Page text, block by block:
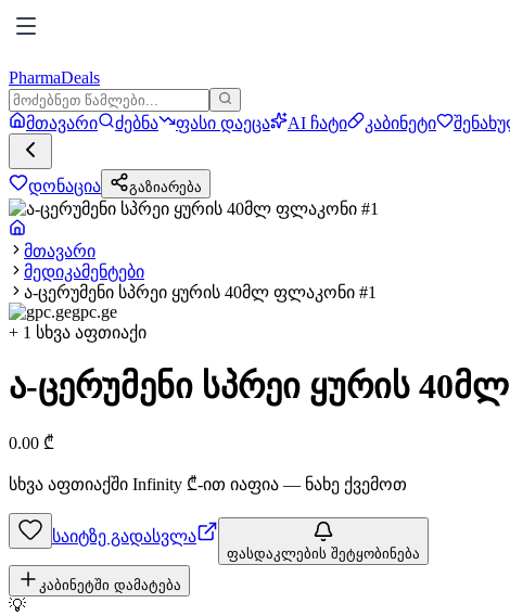
PharmaDeals
მთავარი ძებნა ფასი დაეცა AI ჩატი კაბინეტი
დონაცია გაზიარება
მთავარი
მედიკამენტები
ა-ცერუმენი სპრეი ყურის 40მლ ფლაკონი #1
gpc.ge
+ 1 სხვა აფთიაქი
ა-ცერუმენი სპრეი ყურის
0.00 ₾
სხვა აფთიაქში Infinity ₾-ით იაფია — ნახე ქვემოთ
საიტზე გადასვლა
ფასდაკლების შეტყობინება
კაბინეტში დამატება
💡